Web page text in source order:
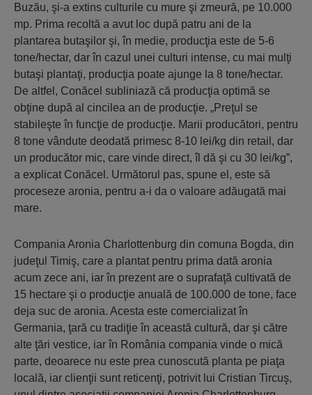
Buzău, şi-a extins culturile cu mure şi zmeură, pe 10.000
mp. Prima recoltă a avut loc după patru ani de la
plantarea butaşilor şi, în medie, producţia este de 5-6
tone/hectar, dar în cazul unei culturi intense, cu mai mulţi
butaşi plantaţi, producţia poate ajunge la 8 tone/hectar.
De altfel, Conăcel subliniază că producţia optimă se
obţine după al cincilea an de producţie. „Preţul se
stabileşte în funcţie de producţie. Marii producători, pentru
8 tone vândute deodată primesc 8-10 lei/kg din retail, dar
un producător mic, care vinde direct, îl dă şi cu 30 lei/kg”,
a explicat Conăcel. Următorul pas, spune el, este să
proceseze aronia, pentru a-i da o valoare adăugată mai
mare.
Compania Aronia Charlottenburg din comuna Bogda, din
judeţul Timiş, care a plantat pentru prima dată aronia
acum zece ani, iar în prezent are o suprafaţă cultivată de
15 hectare şi o producţie anuală de 100.000 de tone, face
deja suc de aronia. Acesta este comercializat în
Germania, ţară cu tradiţie în această cultură, dar şi către
alte ţări vestice, iar în România compania vinde o mică
parte, deoarece nu este prea cunoscută planta pe piaţa
locală, iar clienţii sunt reticenţi, potrivit lui Cristian Tircuş,